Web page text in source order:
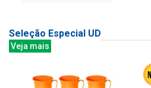
Seleção Especial UD
Veja mais